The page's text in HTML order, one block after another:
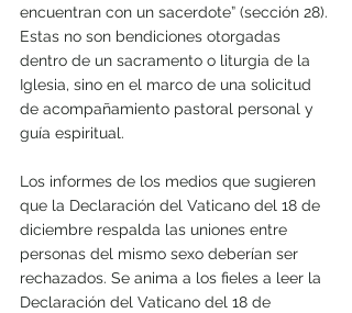
encuentran con un sacerdote” (sección 28).
Estas no son bendiciones otorgadas
dentro de un sacramento o liturgia de la
Iglesia, sino en el marco de una solicitud
de acompañamiento pastoral personal y
guía espiritual.
Los informes de los medios que sugieren
que la Declaración del Vaticano del 18 de
diciembre respalda las uniones entre
personas del mismo sexo deberían ser
rechazados. Se anima a los fieles a leer la
Declaración del Vaticano del 18 de